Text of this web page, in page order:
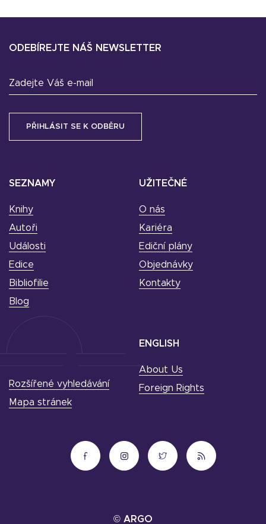
SEZNAMY
Knihy
Autoři
Události
Edice
Bibliofilie
Blog
UŽITEČNÉ
O nás
Kariéra
Ediční plány
Objednávky
Kontakty
ODEBÍREJTE NÁŠ NEWSLETTER
Zadejte Váš e-mail
ENGLISH
About Us
Foreign Rights
Rozšířené vyhledávání
Mapa stránek
© ARGO